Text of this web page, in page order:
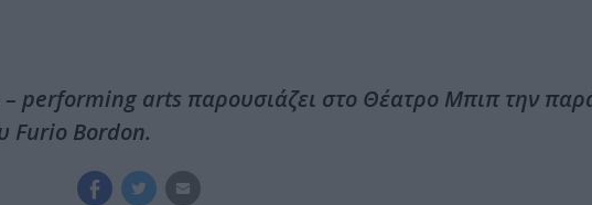
performing arts παρουσιάζει στο Θέατρο Μπιπ την
Furio Bordon.